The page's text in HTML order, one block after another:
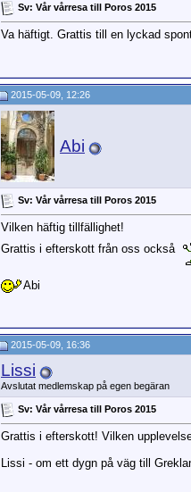
Sv: Vår vårresa till Poros 2015
Va häftigt. Grattis till en lyckad
2015-05-09, 12:26
Abi
Sv: Vår vårresa till Poros 2015
Vilken häftig tillfällighet!
Grattis i efterskott från oss också
Abi
2015-05-09, 16:36
Lissi
Avslutat medlemskap på egen begäran
Sv: Vår vårresa till Poros 2015
Grattis i efterskott! Vilken
Lissi - om ett dygn på väg till